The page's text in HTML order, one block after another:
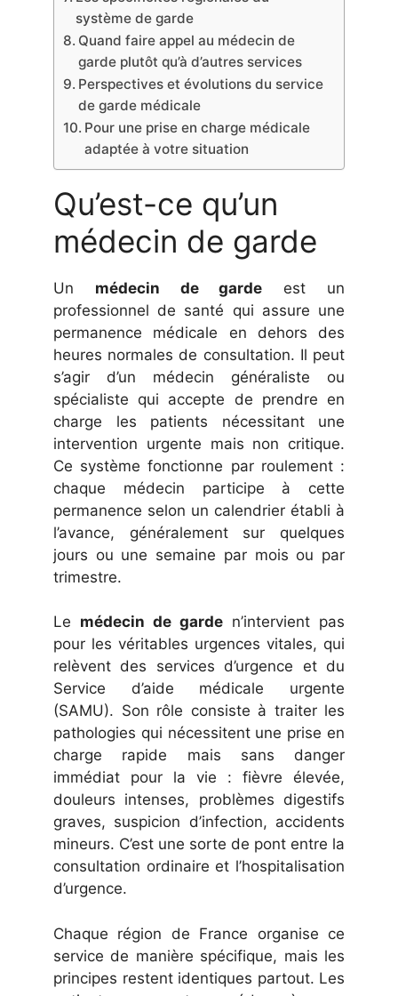
système de garde
Quand faire appel au médecin de
garde plutôt qu’à d’autres services
Perspectives et évolutions du service
de garde médicale
Pour une prise en charge médicale
adaptée à votre situation
Qu’est-ce qu’un
médecin de garde
Un médecin de garde est un
professionnel de santé qui assure une
permanence médicale en dehors des
heures normales de consultation. Il peut
s’agir d’un médecin généraliste ou
spécialiste qui accepte de prendre en
charge les patients nécessitant une
intervention urgente mais non critique.
Ce système fonctionne par roulement :
chaque médecin participe à cette
permanence selon un calendrier établi à
l’avance, généralement sur quelques
jours ou une semaine par mois ou par
trimestre.
Le médecin de garde n’intervient pas
pour les véritables urgences vitales, qui
relèvent des services d’urgence et du
Service d’aide médicale urgente
(SAMU). Son rôle consiste à traiter les
pathologies qui nécessitent une prise en
charge rapide mais sans danger
immédiat pour la vie : fièvre élevée,
douleurs intenses, problèmes digestifs
graves, suspicion d’infection, accidents
mineurs. C’est une sorte de pont entre la
consultation ordinaire et l’hospitalisation
d’urgence.
Chaque région de France organise ce
service de manière spécifique, mais les
principes restent identiques partout. Les